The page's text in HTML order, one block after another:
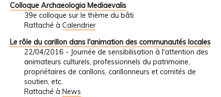
Colloque Archaeologia Mediaevalis
39e colloque sur le thème du bâti
Rattaché à Calendrier
Le rôle du carillon dans l'animation des communautés locales
22/04/2016 - Journée de sensibilisation à l'attention des
animateurs culturels, professionnels du patrimoine,
propriétaires de carillons, carillonneurs et comités de
soutien, etc.
Rattaché à News